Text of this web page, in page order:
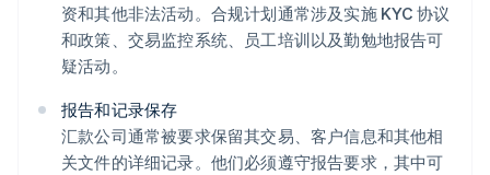
资和其他非法活动。合规计划通常涉及实施 KYC 协议
和政策、交易监控系统、员工培训以及勤勉地报告可
疑活动。
报告和记录保存
汇款公司通常被要求保留其交易、客户信息和其他相
关文件的详细记录。他们必须遵守报告要求，其中可